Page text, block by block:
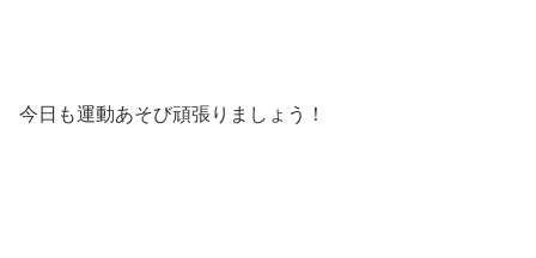
今日も運動あそび頑張りましょう！